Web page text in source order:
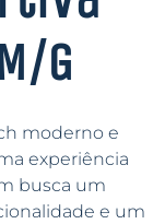
G
moderno e
experiência
busca um
e um